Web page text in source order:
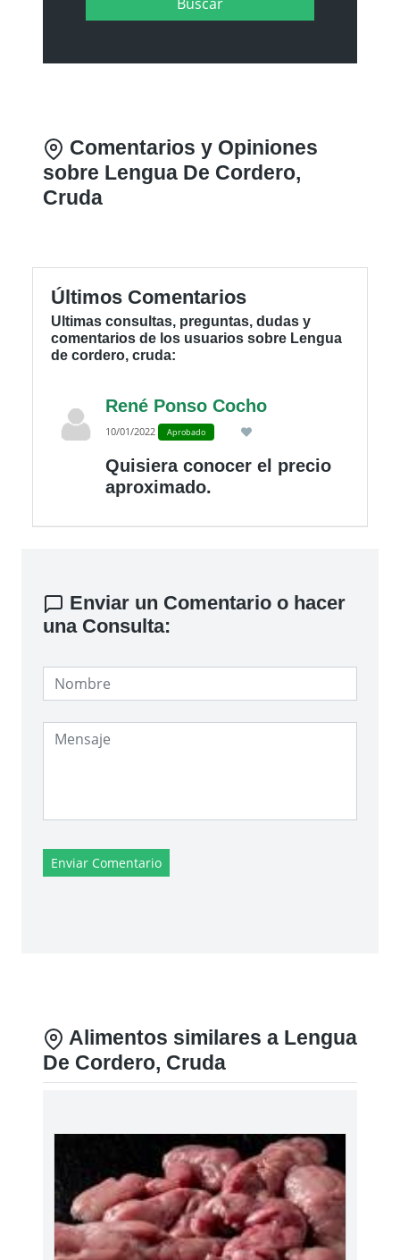
Comentarios y Opiniones
sobre Lengua De Cordero,
Cruda
Últimos Comentarios
Ultimas consultas, preguntas, dudas y
comentarios de los usuarios sobre Lengua
de cordero, cruda:
René Ponso Cocho
10/01/2022 Aprobado
Quisiera conocer el precio
aproximado.
Enviar un Comentario o hacer
una Consulta:
Enviar Comentario
Alimentos similares a Lengua
De Cordero, Cruda